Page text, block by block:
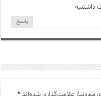
داشتنیه
پاسخ